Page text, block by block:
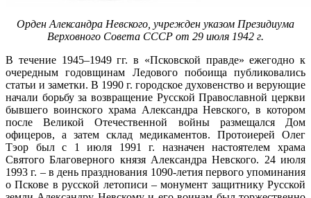
Орден Александра Невского, учрежден указом Президиума
Верховного Совета СССР от 29 июля 1942 г.
В течение 1945–1949 гг. в «Псковской правде» ежегодно к
очередным годовщинам Ледового побоища публиковались
ста­тьи и заметки. В 1990 г. городское духовенство и верующие
начали борьбу за возвращение Русской Православной церкви
бывшего воинского храма Александра Невского, в котором
после Великой Отечественной войны размещался Дом
офицеров, а затем склад медикаментов. Протоиерей Олег
Тэор был с 1 июля 1991 г. назначен настоятелем храма
Святого Благоверного князя Алек­сандра Невского. 24 июля
1993 г. – в день празднования 1090-летия первого упоминания
о Пскове в русской летописи – монумент защитнику Русской